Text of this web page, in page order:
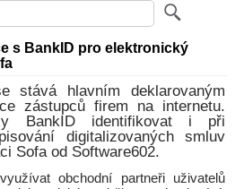
s BankID pro elektronický
stává hlavním deklarovaným
zástupců firem na internetu.
BankID identifikovat i při
digitalizovaných smluv
Sofa od Software602.
obchodní partneři uživatelů